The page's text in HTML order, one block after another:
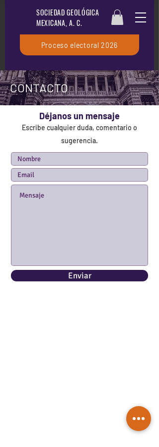
SOCIEDAD GEOLÓGICA
MEXICANA, A. C.
Proceso electoral 2026
CONTACTO
Déjanos un mensaje
Escribe cualquier duda, comentario o
sugerencia.
Enviar